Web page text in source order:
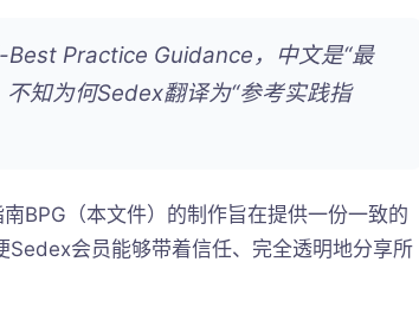
Best Practice Guidance，中文是“最
不知为何Sedex翻译为“参考实践指
BPG（本文件）的制作旨在提供一份一致的
Sedex会员能够带着信任、完全透明地分享所